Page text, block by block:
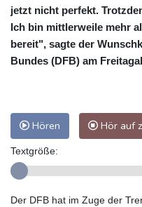
jetzt nicht perfekt.
Ich bin mittlerweile mehr
bereit", sagte der
Bundes (DFB) am
Hören Hör auf
Textgröße:
Der DFB hat im Zuge der